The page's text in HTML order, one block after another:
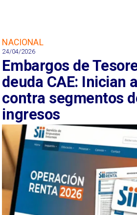
NACIONAL
24/04/2026
Embargos de
deuda CAE: Inician
contra segmentos
ingresos